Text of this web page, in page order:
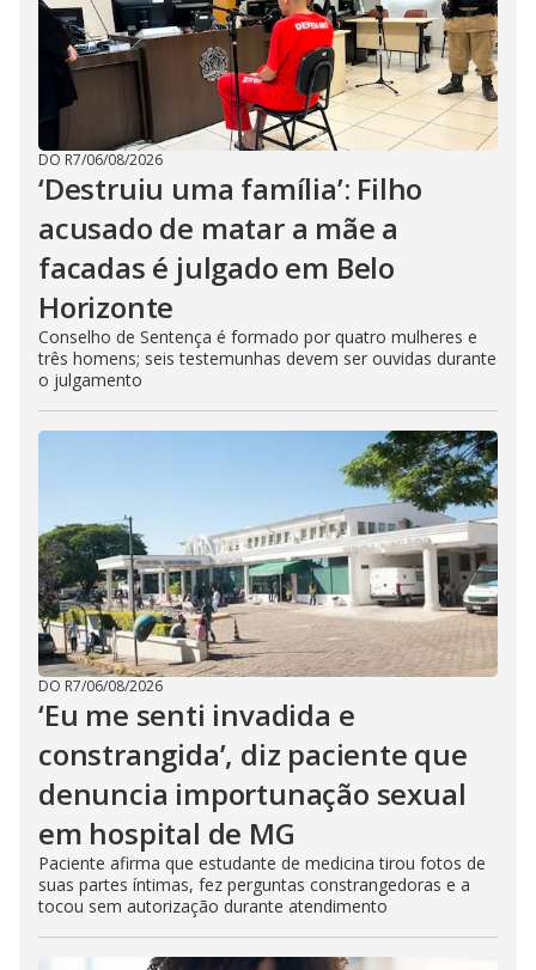
DO R7/06/08/2026
‘Destruiu uma família’: Filho
acusado de matar a mãe a
facadas é julgado em Belo
Horizonte
Conselho de Sentença é formado por quatro mulheres e
três homens; seis testemunhas devem ser ouvidas durante
o julgamento
DO R7/06/08/2026
‘Eu me senti invadida e
constrangida’, diz paciente que
denuncia importunação sexual
em hospital de MG
Paciente afirma que estudante de medicina tirou fotos de
suas partes íntimas, fez perguntas constrangedoras e a
tocou sem autorização durante atendimento